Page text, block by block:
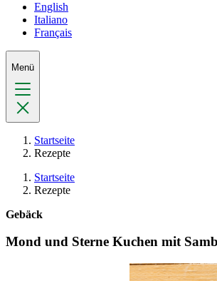
English
Italiano
Français
Menü
Startseite
Rezepte
Startseite
Rezepte
Gebäck
Mond und Sterne Kuchen mit